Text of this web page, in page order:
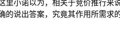
里小诺以为，相关于竞价推行
的说出答案，究竟其作用所需